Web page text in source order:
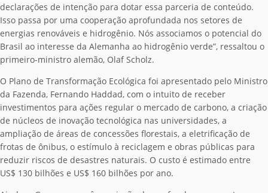
declarações de intenção para dotar essa parceria de conteúdo.
Isso passa por uma cooperação aprofundada nos setores de
energias renováveis e hidrogênio. Nós associamos o potencial do
Brasil ao interesse da Alemanha ao hidrogênio verde”, ressaltou o
primeiro-ministro alemão, Olaf Scholz.
O Plano de Transformação Ecológica foi apresentado pelo Ministro
da Fazenda, Fernando Haddad, com o intuito de receber
investimentos para ações regular o mercado de carbono, a criação
de núcleos de inovação tecnológica nas universidades, a
ampliação de áreas de concessões florestais, a eletrificação de
frotas de ônibus, o estímulo à reciclagem e obras públicas para
reduzir riscos de desastres naturais. O custo é estimado entre
US$ 130 bilhões e US$ 160 bilhões por ano.